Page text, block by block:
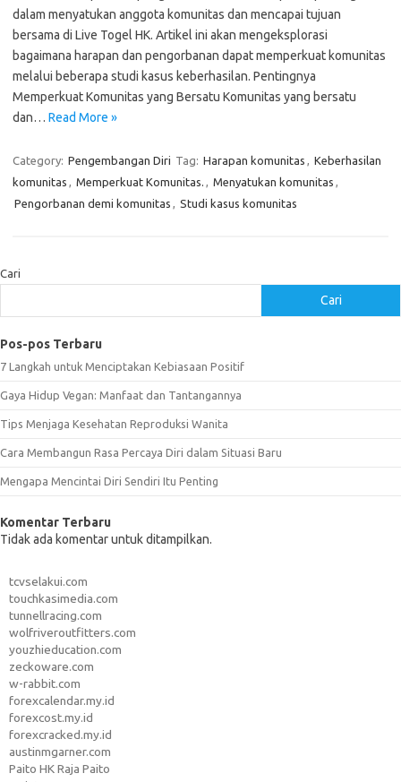
dalam menyatukan anggota komunitas dan mencapai tujuan
bersama di Live Togel HK. Artikel ini akan mengeksplorasi
bagaimana harapan dan pengorbanan dapat memperkuat komunitas
melalui beberapa studi kasus keberhasilan. Pentingnya
Memperkuat Komunitas yang Bersatu Komunitas yang bersatu
dan… Read More »
Category: Pengembangan Diri Tag: Harapan komunitas , Keberhasilan
komunitas , Memperkuat Komunitas. , Menyatukan komunitas ,
Pengorbanan demi komunitas , Studi kasus komunitas
Cari
Cari
Pos-pos Terbaru
7 Langkah untuk Menciptakan Kebiasaan Positif
Gaya Hidup Vegan: Manfaat dan Tantangannya
Tips Menjaga Kesehatan Reproduksi Wanita
Cara Membangun Rasa Percaya Diri dalam Situasi Baru
Mengapa Mencintai Diri Sendiri Itu Penting
Komentar Terbaru
Tidak ada komentar untuk ditampilkan.
tcvselakui.com
touchkasimedia.com
tunnellracing.com
wolfriveroutfitters.com
youzhieducation.com
zeckoware.com
w-rabbit.com
forexcalendar.my.id
forexcost.my.id
forexcracked.my.id
austinmgarner.com
Paito HK Raja Paito